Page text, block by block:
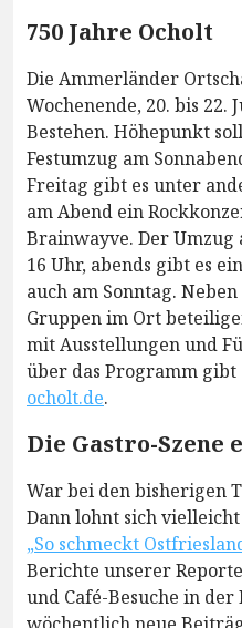
750 Jahre Ocholt
Die Ammerländer
Wochenende, 20. bis 22.
Bestehen. Höhepunkt
Festumzug am
Freitag gibt es unter
am Abend ein
Brainwayve. Der Umzug
16 Uhr, abends gibt es
auch am Sonntag.
Gruppen im Ort
mit Ausstellungen und
über das Programm gibt
ocholt.de.
Die Gastro-Szene
War bei den bisherigen
Dann lohnt sich
„So schmeckt
Berichte unserer
und Café-Besuche in der